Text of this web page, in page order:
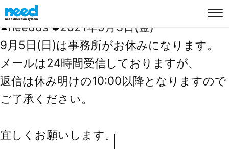
TOP
初めての方へ
登録の流れ
事務所休業日のお知らせ
投
稿
者:
needds
2021年9月3日(金)
9月5日(日)は事務所がお休みになります。
メールは24時間受信しておりますが、
返信は休み明けの10:00以降となりますので
ご了承ください。
宜しくお願いします。